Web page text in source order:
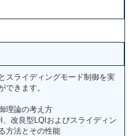
スライディングモード制御を実
できます。
理論の考え方
、改良型LQIおよびスライディン
方法とその性能